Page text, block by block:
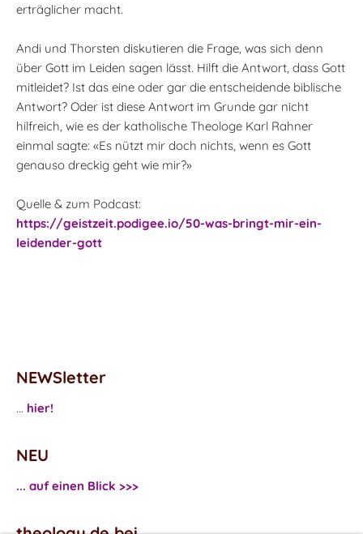
erträglicher macht.
Andi und Thorsten diskutieren die Frage, was sich denn
über Gott im Leiden sagen lässt. Hilft die Antwort, dass Gott
mitleidet? Ist das eine oder gar die entscheidende biblische
Antwort? Oder ist diese Antwort im Grunde gar nicht
hilfreich, wie es der katholische Theologe Karl Rahner
einmal sagte: «Es nützt mir doch nichts, wenn es Gott
genauso dreckig geht wie mir?»
Quelle & zum Podcast:
https://geistzeit.podigee.io/50-was-bringt-mir-ein-
leidender-gott
NEWSletter
... hier!
NEU
... auf einen Blick >>>